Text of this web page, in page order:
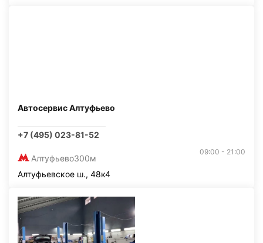
Автосервис Алтуфьево
+7 (495) 023-81-52
Алтуфьево300м
09:00 - 21:00
Алтуфьевское ш., 48к4